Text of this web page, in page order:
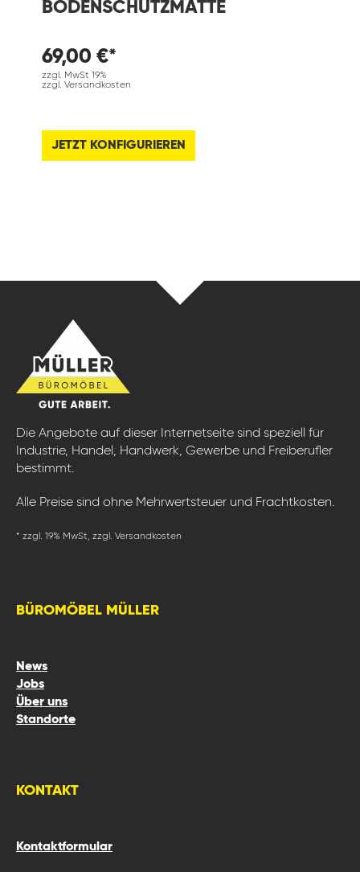
BODENSCHUTZMATTE
69,00 €*
zzgl. MwSt 19%
zzgl. Versandkosten
JETZT KONFIGURIEREN
Die Angebote auf dieser Internetseite sind speziell für
Industrie, Handel, Handwerk, Gewerbe und Freiberufler
bestimmt.
Alle Preise sind ohne Mehrwertsteuer und Frachtkosten.
* zzgl. 19% MwSt, zzgl. Versandkosten
BÜROMÖBEL MÜLLER
News
Jobs
Über uns
Standorte
KONTAKT
Kontaktformular